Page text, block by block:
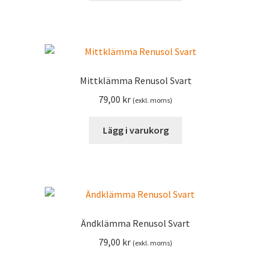
Mittklämma Renusol Svart
79,00 kr (exkl. moms)
Lägg i varukorg
Ändklämma Renusol Svart
79,00 kr (exkl. moms)